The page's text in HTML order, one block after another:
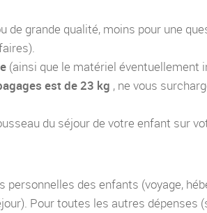
grande qualité, moins pour une
(ainsi que le matériel éventuellement
est de 23 kg , ne vous
du séjour de votre enfant sur
personnelles des enfants (voyage,
Pour toutes les autres dépenses